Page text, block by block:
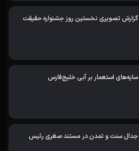
گزارش تصویری نخستین روز جشنواره حقیقت
سایه‌های استعمار بر آبی خلیج‌فارس
جدال سنت و تمدن در مستند صغری رئیس